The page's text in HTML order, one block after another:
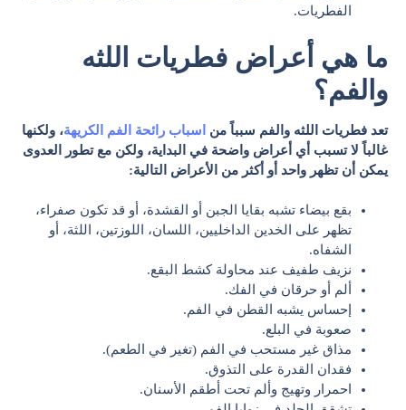
الفطريات.
ما هي أعراض فطريات اللثه
والفم؟
تعد فطريات اللثه والفم سبباً من اسباب رائحة الفم الكريهة، ولكنها
غالباً لا تسبب أي أعراض واضحة في البداية، ولكن مع تطور العدوى
يمكن أن تظهر واحد أو أكثر من الأعراض التالية:
بقع بيضاء تشبه بقايا الجبن أو القشدة، أو قد تكون صفراء،
تظهر على الخدين الداخليين، اللسان، اللوزتين، اللثة، أو
الشفاه.
نزيف طفيف عند محاولة كشط البقع.
ألم أو حرقان في الفك.
إحساس يشبه القطن في الفم.
صعوبة في البلع.
مذاق غير مستحب في الفم (تغير في الطعم).
فقدان القدرة على التذوق.
احمرار وتهيج وألم تحت أطقم الأسنان.